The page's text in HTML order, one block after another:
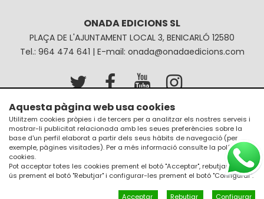
ONADA EDICIONS SL
PLAÇA DE L'AJUNTAMENT LOCAL 3, BENICARLÓ 12580
Tel.: 964 474 641 | E-mail: onada@onadaedicions.com
Avís legal
Política de privacitat
Política de galetes
Condicions de compra
Aquesta pàgina web usa cookies
Utilitzem cookies pròpies i de tercers per a analitzar els nostres serveis i
mostrar-li publicitat relacionada amb les seues preferències sobre la
base d'un perfil elaborat a partir dels seus hàbits de navegació (per
exemple, pàgines visitades). Per a més informació consulte la política de
cookies.
Pot acceptar totes les cookies prement el botó "Acceptar", rebutjar el seu
ús prement el botó "Rebutjar" i configurar-les prement el botó "Configurar".
Acceptar Rebutjar Configurar